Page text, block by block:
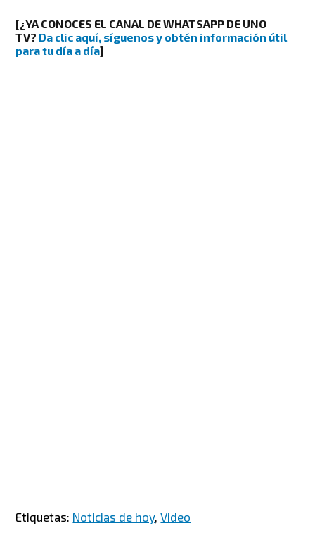
[¿YA CONOCES EL CANAL DE WHATSAPP DE UNO
TV? Da clic aquí, síguenos y obtén información útil
para tu día a día]
Etiquetas: Noticias de hoy,Video